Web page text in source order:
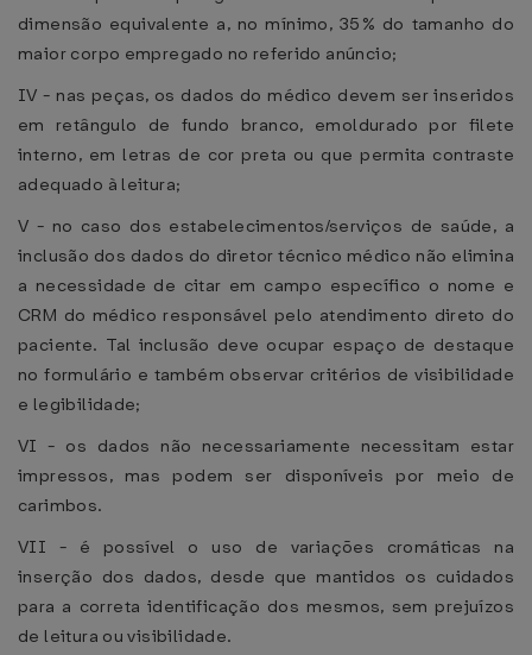
dimensão equivalente a, no mínimo, 35% do tamanho do
maior corpo empregado no referido anúncio;
IV - nas peças, os dados do médico devem ser inseridos
em retângulo de fundo branco, emoldurado por filete
interno, em letras de cor preta ou que permita contraste
adequado à leitura;
V - no caso dos estabelecimentos/serviços de saúde, a
inclusão dos dados do diretor técnico médico não elimina
a necessidade de citar em campo específico o nome e
CRM do médico responsável pelo atendimento direto do
paciente. Tal inclusão deve ocupar espaço de destaque
no formulário e também observar critérios de visibilidade
e legibilidade;
VI - os dados não necessariamente necessitam estar
impressos, mas podem ser disponíveis por meio de
carimbos.
VII - é possível o uso de variações cromáticas na
inserção dos dados, desde que mantidos os cuidados
para a correta identificação dos mesmos, sem prejuízos
de leitura ou visibilidade.